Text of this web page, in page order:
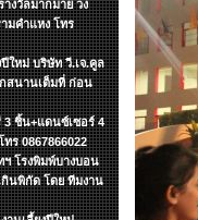
งวัลมากมาย วง
มคำแหง โทร
ใหม่ บริษัท วี.เจ.คูล
กสนานเต็มที่ ก่อน
3 ชิ้น+แดนซ์เซอร์ 4
ร 0867866022
ฯ โรงพิมพ์บางบอน
นพิกัด โดย ทีมงาน